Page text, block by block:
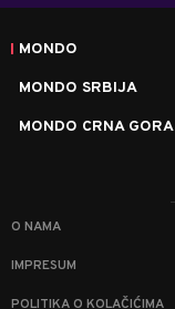
MONDO
MONDO SRBIJA
MONDO CRNA GORA
O NAMA
IMPRESUM
POLITIKA O KOLAČIĆIMA